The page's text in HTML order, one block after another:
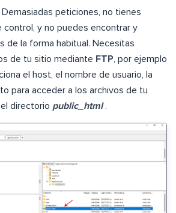
peticiones, no tienes
control, y no puedes encontrar y
de la forma habitual. Necesitas
de tu sitio mediante FTP , por ejemplo
el host, el nombre de usuario, la
para acceder a los archivos de tu
directorio public_html .